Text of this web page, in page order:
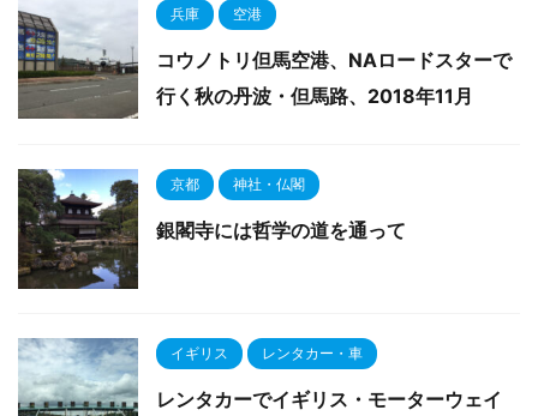
兵庫 空港
コウノトリ但馬空港、NAロードスターで
行く秋の丹波・但馬路、2018年11月
京都 神社・仏閣
銀閣寺には哲学の道を通って
イギリス レンタカー・車
レンタカーでイギリス・モーターウェイ